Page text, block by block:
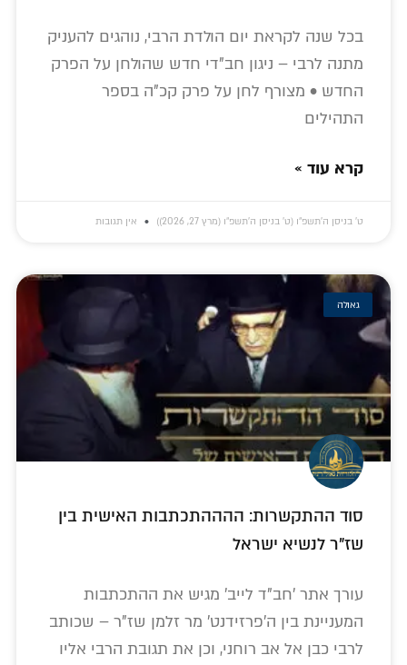
בכל שנה לקראת יום הולדת הרבי, נוהגים להעניק
מתנה לרבי – ניגון חב"די חדש שהולחן על הפרק
החדש • מצורף לחן על פרק קכ"ה בספר
התהילים
קרא עוד »
ט׳ בניסן ה׳תשפ״ו (ט׳ בניסן ה׳תשפ״ו (מרץ 27, 2026)) אין תגובות
גאולה
סוד ההתקשרות: ההההתכתבות האישית בין
שז"ר לנשיא ישראל
עורך אתר 'חב"ד לייב' מגיש את ההתכתבות
המעניינת בין ה'פרזידנט' מר זלמן שז"ר – שכותב
לרבי כבן אל אב רוחני, וכן את תגובת הרבי אליו